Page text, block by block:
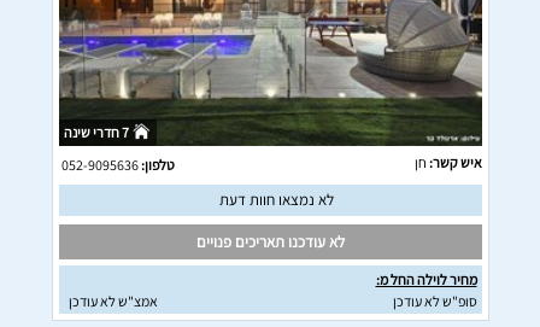
7 חדרי שינה
איש קשר: חן טלפון:052-9095636
לא נמצאו חוות דעת
לא עודכנו תאריכים פנויים
מחיר לוילה החל מ:
סופ"ש לא עודכן
אמצ"ש לא עודכן